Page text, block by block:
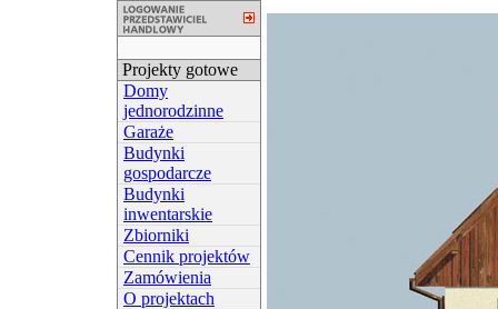
Projekty gotowe
Domy
jednorodzinne
Garaże
Budynki
gospodarcze
Budynki
inwentarskie
Zbiorniki
Cennik projektów
Zamówienia
O projektach